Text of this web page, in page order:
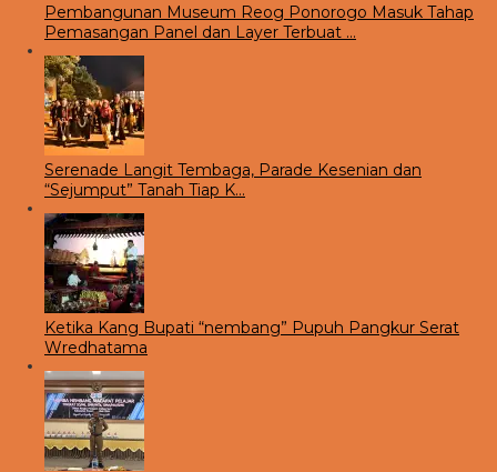
Pembangunan Museum Reog Ponorogo Masuk Tahap
Pemasangan Panel dan Layer Terbuat …
Serenade Langit Tembaga, Parade Kesenian dan
“Sejumput” Tanah Tiap K…
Ketika Kang Bupati “nembang” Pupuh Pangkur Serat
Wredhatama